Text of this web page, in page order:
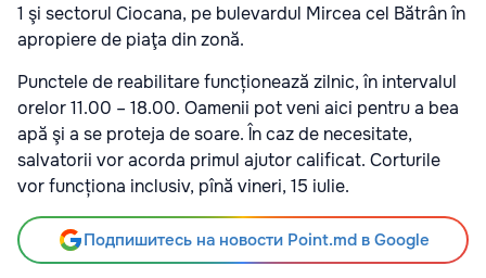
1 şi sectorul Ciocana, pe bulevardul Mircea cel Bătrân în
apropiere de piaţa din zonă.
Punctele de reabilitare funcționează zilnic, în intervalul
orelor 11.00 – 18.00. Oamenii pot veni aici pentru a bea
apă şi a se proteja de soare. În caz de necesitate,
salvatorii vor acorda primul ajutor calificat. Corturile
vor funcționa inclusiv, pînă vineri, 15 iulie.
Подпишитесь на новости Point.md в Google